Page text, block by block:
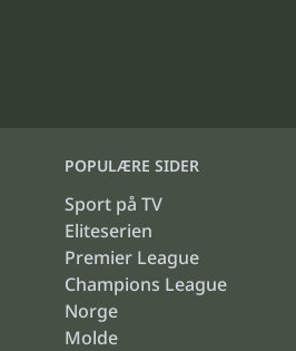
POPULÆRE SIDER
Sport på TV
Eliteserien
Premier League
Champions League
Norge
Molde